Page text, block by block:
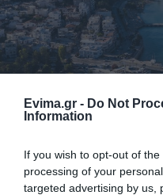
Evima.gr - Do Not
Information
If you wish to opt-out of
processing of your
targeted advertising by us,
69χρονο που τον
06.08.2024 | 20:40